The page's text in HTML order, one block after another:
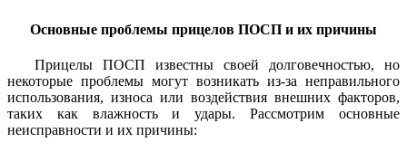
Основные проблемы прицелов ПОСП и их причины
Прицелы ПОСП известны своей долговечностью, но
некоторые проблемы могут возникать из-за неправильного
использования, износа или воздействия внешних факторов,
таких как влажность и удары. Рассмотрим основные
неисправности и их причины: